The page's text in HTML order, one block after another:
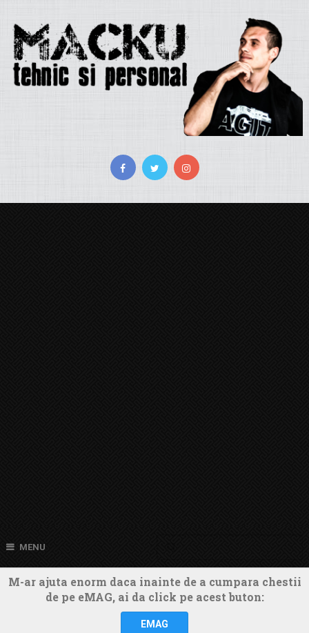
MENU
M-ar ajuta enorm daca inainte de a cumpara chestii
de pe eMAG, ai da click pe acest buton:
EMAG